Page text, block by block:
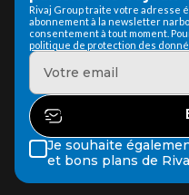
Rivaj Group traite votre adresse
abonnement à la newsletter
consentement à tout moment.
politique de protection des
Je souhaite
et bons plans de